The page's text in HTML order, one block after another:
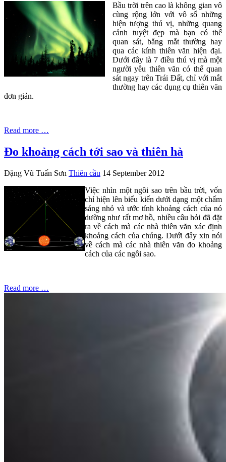
Bầu trời trên cao là không gian vô
cùng rộng lớn với vô số những
hiện tượng thú vị, những quang
cảnh tuyệt đẹp mà bạn có thể
quan sát, bằng mắt thường hay
qua các kính thiên văn hiện đại.
Dưới đây là 7 điều thú vị mà một
người yêu thiên văn có thể quan
sát ngay trên Trái Đất, chỉ với mắt
thường hay các dụng cụ thiên văn
đơn giản.
Read more …
Đo khoảng cách tới sao và thiên hà
Đặng Vũ Tuấn Sơn Thiên cầu 14 September 2012
Việc nhìn một ngôi sao trên bầu trời, vốn
chỉ hiện lên biểu kiến dưới dạng một chấm
sáng nhỏ và ước tính khoảng cách của nó
dường như rất mơ hồ, nhiều câu hỏi đã đặt
ra về cách mà các nhà thiên văn xác định
khoảng cách của chúng. Dưới đây xin nói
về cách mà các nhà thiên văn đo khoảng
cách của các ngôi sao.
Read more …